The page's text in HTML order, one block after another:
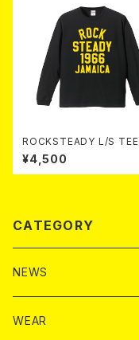
ROCKSTEADY L/S TEE
¥4,500
CATEGORY
NEWS
WEAR